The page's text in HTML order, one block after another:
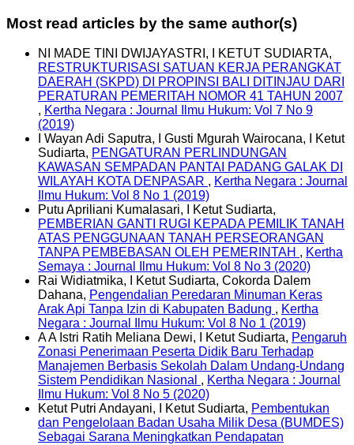
Most read articles by the same author(s)
NI MADE TINI DWIJAYASTRI, I KETUT SUDIARTA,
RESTRUKTURISASI SATUAN KERJA PERANGKAT
DAERAH (SKPD) DI PROPINSI BALI DITINJAU DARI
PERATURAN PEMERITAH NOMOR 41 TAHUN 2007
, Kertha Negara : Journal Ilmu Hukum: Vol 7 No 9
(2019)
I Wayan Adi Saputra, I Gusti Mgurah Wairocana, I Ketut
Sudiarta, PENGATURAN PERLINDUNGAN
KAWASAN SEMPADAN PANTAI PADANG GALAK DI
WILAYAH KOTA DENPASAR , Kertha Negara : Journal
Ilmu Hukum: Vol 8 No 1 (2019)
Putu Apriliani Kumalasari, I Ketut Sudiarta,
PEMBERIAN GANTI RUGI KEPADA PEMILIK TANAH
ATAS PENGGUNAAN TANAH PERSEORANGAN
TANPA PEMBEBASAN OLEH PEMERINTAH , Kertha
Semaya : Journal Ilmu Hukum: Vol 8 No 3 (2020)
Rai Widiatmika, I Ketut Sudiarta, Cokorda Dalem
Dahana, Pengendalian Peredaran Minuman Keras
Arak Api Tanpa Izin di Kabupaten Badung , Kertha
Negara : Journal Ilmu Hukum: Vol 8 No 1 (2019)
A A Istri Ratih Meliana Dewi, I Ketut Sudiarta, Pengaruh
Zonasi Penerimaan Peserta Didik Baru Terhadap
Manajemen Berbasis Sekolah Dalam Undang-Undang
Sistem Pendidikan Nasional , Kertha Negara : Journal
Ilmu Hukum: Vol 8 No 5 (2020)
Ketut Putri Andayani, I Ketut Sudiarta, Pembentukan
dan Pengelolaan Badan Usaha Milik Desa (BUMDES)
Sebagai Sarana Meningkatkan Pendapatan